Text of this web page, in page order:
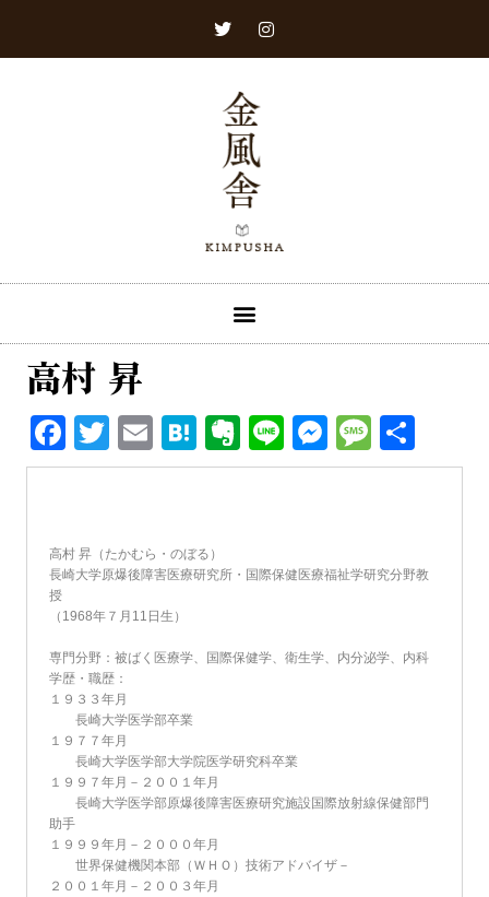
高村 昇
Facebook
Twitter
EmailHatena
Evernote
Line
有
高村 昇（たかむら・のぼる）
長崎大学原爆後障害医療研究所・国際保健医療福祉学研究分野教
授
（1968年７月11日生）
専門分野：被ばく医療学、国際保健学、衛生学、内分泌学、内科
学歴・職歴：
１９３３年月
長崎大学医学部卒業
１９７７年月
長崎大学医学部大学院医学研究科卒業
１９９７年月－２００１年月
長崎大学医学部原爆後障害医療研究施設国際放射線保健部門
助手
１９９９年月－２０００年月
世界保健機関本部（ＷＨＯ）技術アドバイザ－
２００１年月－２００３年月